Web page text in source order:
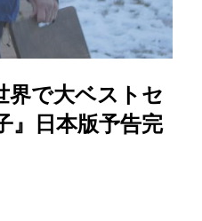
界で大ベストセ
』日本版予告完